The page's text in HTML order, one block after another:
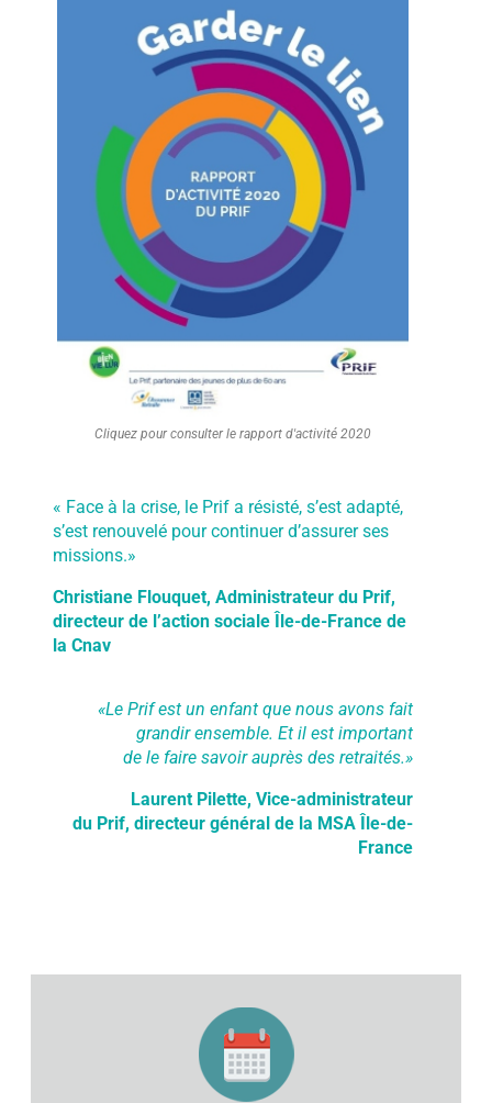
Cliquez pour consulter le rapport d'activité 2020
« Face à la crise, le Prif a résisté, s’est adapté,
s’est renouvelé pour continuer d’assurer ses
missions.»
Christiane Flouquet, Administrateur du Prif,
directeur de l’action sociale Île-de-France de
la Cnav
«Le Prif est un enfant que nous avons fait
grandir ensemble. Et il est important
de le faire savoir auprès des retraités.»
Laurent Pilette, Vice-administrateur
du Prif, directeur général de la MSA Île-de-
France